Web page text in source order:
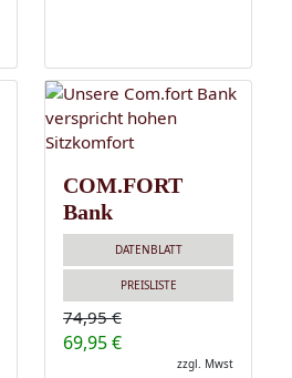
COM.FORT
Bank
DATENBLATT
PREISLISTE
74,95 €
69,95 €
zzgl. Mwst